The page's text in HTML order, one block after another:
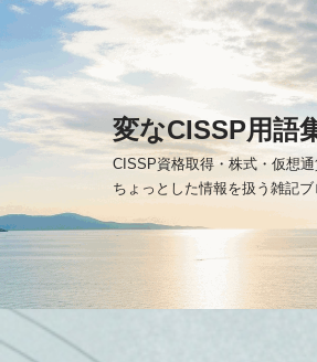
ン
テ
へ
ス
キ
ッ
変なCISSP用語
CISSP資格取得・株式・仮想
ちょっとした情報を扱う雑記ブ